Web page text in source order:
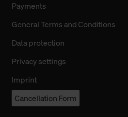
Payments
General Terms and Conditions
Data protection
Privacy settings
Imprint
Cancellation Form